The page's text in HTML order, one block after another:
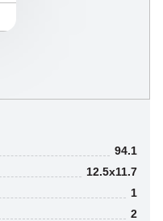
94.1
12.5х11.7
1
2